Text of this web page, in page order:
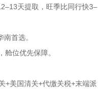
天提取，旺季比同行快3–
首选。
位优先保障。
+美国清关+代缴关税+末端派